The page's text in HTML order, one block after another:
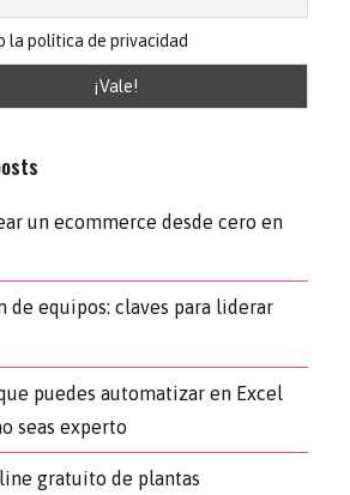
la política de privacidad
un ecommerce desde cero en
de equipos: claves para liderar
puedes automatizar en Excel
seas experto
gratuito de plantas